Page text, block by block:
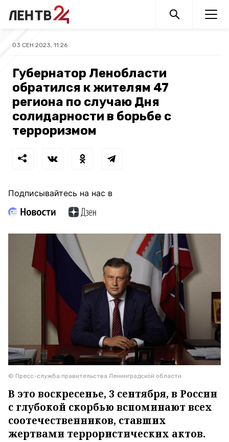
03 СЕН 2023, 11:26
Губернатор Ленобласти
обратился к жителям 47
региона по случаю Дня
солидарности в борьбе с
терроризмом
Подписывайтесь на нас в
© Пресс-служба правительства Ленинградской области
В это воскресенье, 3 сентября, в России
с глубокой скорбью вспоминают всех
соотечественников, ставших
жертвами террористических актов.